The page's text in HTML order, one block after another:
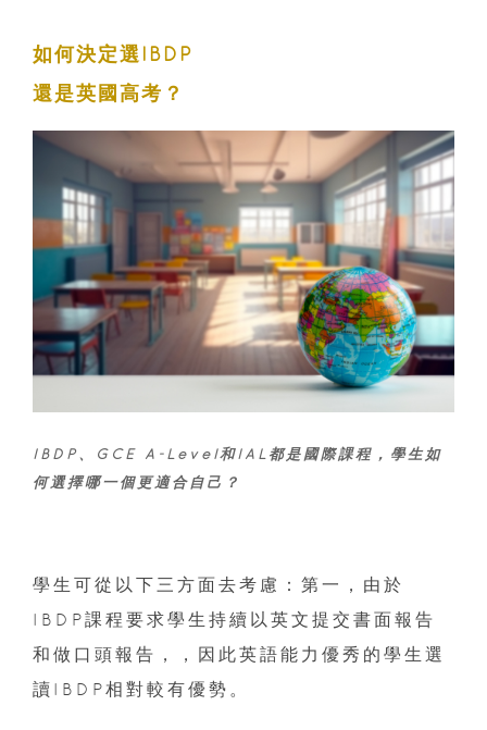
如何決定選IBDP
還是英國高考？
IBDP、GCE A-Level和IAL都是國際課程，學生如
何選擇哪一個更適合自己？
學生可從以下三方面去考慮：第一，由於
IBDP課程要求學生持續以英文提交書面報告
和做口頭報告，，因此英語能力優秀的學生選
讀IBDP相對較有優勢。